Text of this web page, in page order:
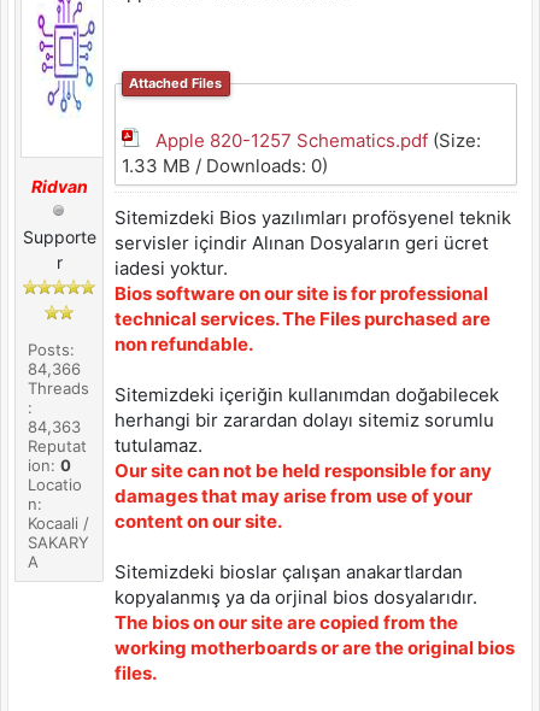
Ridvan
Supporte
r
Posts:
84,366
Threads
:
84,363
Reputat
ion:0
Locatio
n:
Kocaali /
SAKARY
A
Attached Files
Apple 820-1257 Schematics.pdf(Size:
1.33 MB / Downloads: 0)
Sitemizdeki Bios yazılımları profösyenel teknik
servisler içindir Alınan Dosyaların geri ücret
iadesi yoktur.
Bios software on our site is for professional
technical services. The Files purchased are
non refundable.
Sitemizdeki içeriğin kullanımdan doğabilecek
herhangi bir zarardan dolayı sitemiz sorumlu
tutulamaz.
Our site can not be held responsible for any
damages that may arise from use of your
content on our site.
Sitemizdeki bioslar çalışan anakartlardan
kopyalanmış ya da orjinal bios dosyalarıdır.
The bios on our site are copied from the
working motherboards or are the original bios
files.